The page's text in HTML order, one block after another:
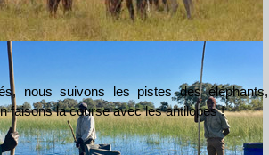
nous suivons les pistes des éléphants,
faisons la course avec les antilopes !